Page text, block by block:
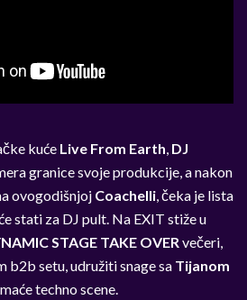
kuće Live From Earth DJ
granice svoje produkcije, a nakon
ovogodišnjoj Coachelli čeka je lista
stati za DJ pult. Na EXIT stiže u
STAGE TAKE OVER večeri,
b2b setu, udružiti snage sa Tijanom
techno scene.